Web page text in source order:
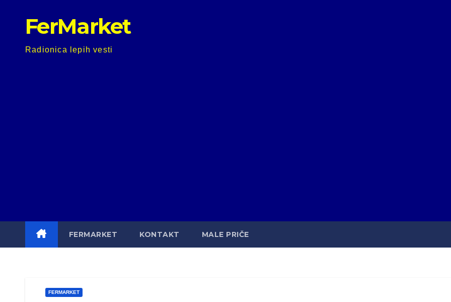
FerMarket
Radionica lepih vesti
FERMARKET KONTAKT MALE PRIČE
FERMARKET